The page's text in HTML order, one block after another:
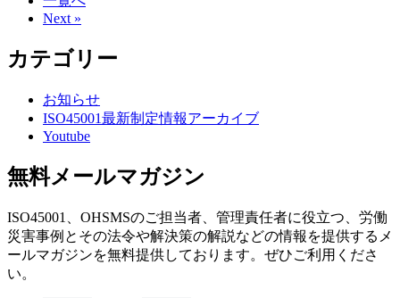
Next »
カテゴリー
お知らせ
ISO45001最新制定情報アーカイブ
Youtube
無料メールマガジン
ISO45001、OHSMSのご担当者、管理責任者に役立つ、労働
災害事例とその法令や解決策の解説などの情報を提供するメ
ールマガジンを無料提供しております。ぜひご利用くださ
い。